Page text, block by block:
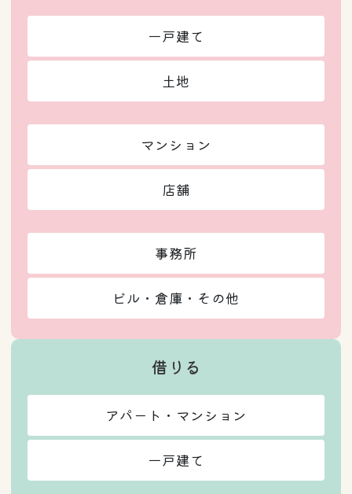
一戸建て
土地
マンション
店舗
事務所
ビル・倉庫・その他
借りる
アパート・マンション
一戸建て